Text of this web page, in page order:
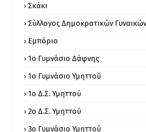
Σκάκι
Σύλλογος Δημοκρατικών
Εμπόριο
1ο Γυμνάσιο Δάφνης
1ο Γυμνάσιο Υμηττού
1ο Δ.Σ. Υμηττού
2ο Δ.Σ. Υμηττού
3ο Γυμνάσιο Υμηττού